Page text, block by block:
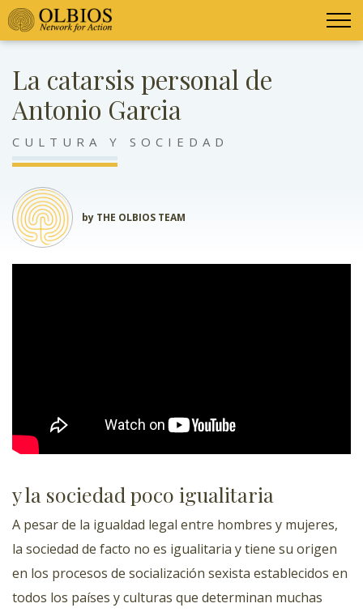
La catarsis personal de
Antonio Garcia
CULTURA Y SOCIEDAD
by THE OLBIOS TEAM
y la sociedad poco igualitaria
A pesar de la igualdad legal entre hombres y mujeres,
la sociedad de facto no es igualitaria y tiene su origen
en los procesos de socialización sexista establecidos en
todos los países y culturas que determinan muchas